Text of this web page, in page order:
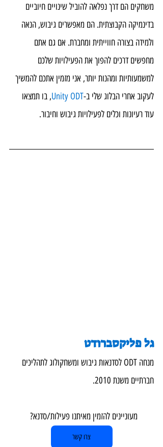
משחקים הם דרך נפלאה להוביל שינויים חיוביים
בדינמיקה הקבוצתית. הם מאפשרים גיבוש, הנאה
ולמידה בצורה חווייתית ומחברת. אם גם אתם
מחפשים דרכים להפוך את הפעילויות שלכם
למשמעותיות ומהנות יותר, אני מזמין אתכם להמשיך
לעקוב אחרי הבלוג שלי ב-Unity ODT, בו תמצאו
עוד רעיונות וכלים לפעילויות גיבוש וחיבור.
גל פליקסברודט
מנחה ODT לסדנאות גיבוש ומשחקולוג לתהליכים
חברתיים משנת 2010.
מעוניינים להזמין מאיתנו פעילות/סדנא?
צרו קשר